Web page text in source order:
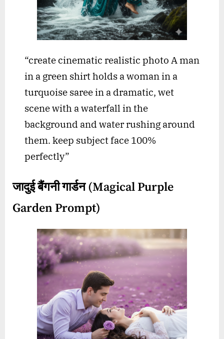
“create cinematic realistic photo A man
in a green shirt holds a woman in a
turquoise saree in a dramatic, wet
scene with a waterfall in the
background and water rushing around
them. keep subject face 100%
perfectly”
जादुई बैंगनी गार्डन (Magical Purple
Garden Prompt)